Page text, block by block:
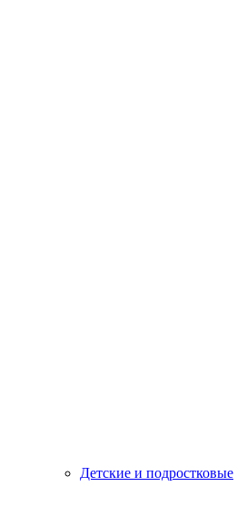
Детские и подростковые